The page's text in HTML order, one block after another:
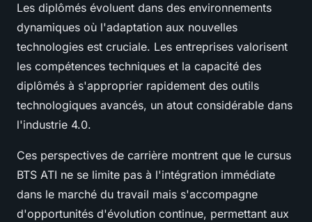
Les diplômés évoluent dans des environnements
dynamiques où l'adaptation aux nouvelles
technologies est cruciale. Les entreprises valorisent
les compétences techniques et la capacité des
diplômés à s'approprier rapidement des outils
technologiques avancés, un atout considérable dans
l'industrie 4.0.
Ces perspectives de carrière montrent que le cursus
BTS ATI ne se limite pas à l'intégration immédiate
dans le marché du travail mais s'accompagne
d'opportunités d'évolution continue, permettant aux